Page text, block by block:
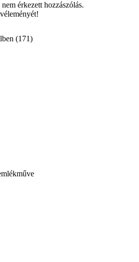
érkezett hozzászólás.
(171)